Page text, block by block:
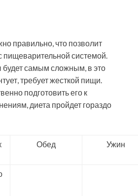
правильно, что позволит
пищеварительной системой.
самым сложным, в это
требует жесткой пищи.
подготовить его к
диета пройдет гораздо
Обед Ужин